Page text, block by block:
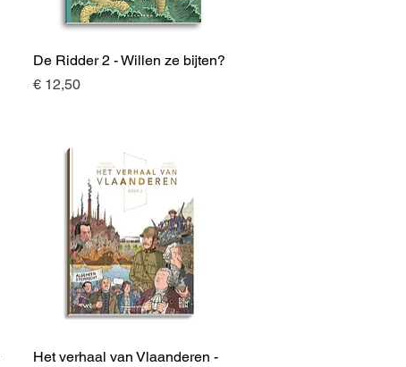
Snel overzicht
De Ridder 2 - Willen ze bijten?
Prijs
€ 12,50
Snel overzicht
Het verhaal van Vlaanderen -